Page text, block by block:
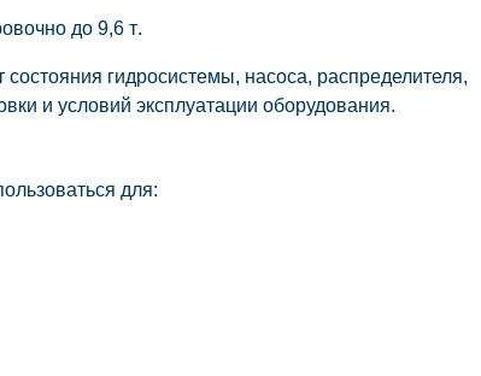
до 9,6 т.
гидросистемы, насоса, распределителя,
и условий эксплуатации оборудования.
для: